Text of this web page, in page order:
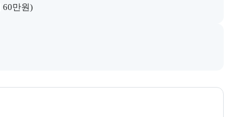
60만원)